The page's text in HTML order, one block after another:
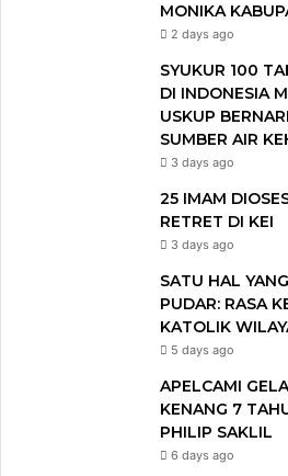
MONIKA
2 days ago
SYUKUR 100
DI INDONESIA
USKUP
SUMBER AIR
3 days ago
25 IMAM
RETRET DI KEI
3 days ago
SATU HAL
PUDAR: RASA
KATOLIK
5 days ago
APELCAMI
KENANG 7
PHILIP SAKLIL
6 days ago